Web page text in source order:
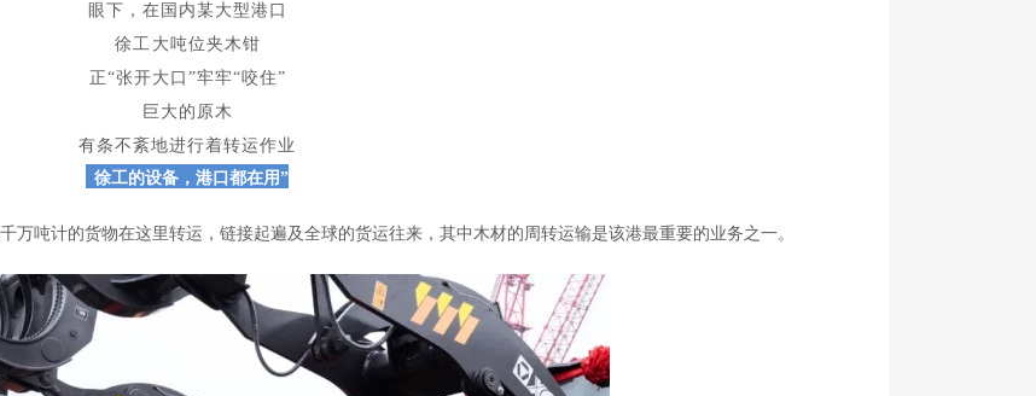
眼下，在国内某大型港口
徐工 大吨位夹木钳
正“张开大口”牢牢“咬住”
巨大的原木
有条不紊地进行着转运作业
“徐工的设备，港口都在用”
万吨计的货物在这里转运，链接起遍及全球的货运往来，其中木材的周转运输是该港最重要的业务之一。